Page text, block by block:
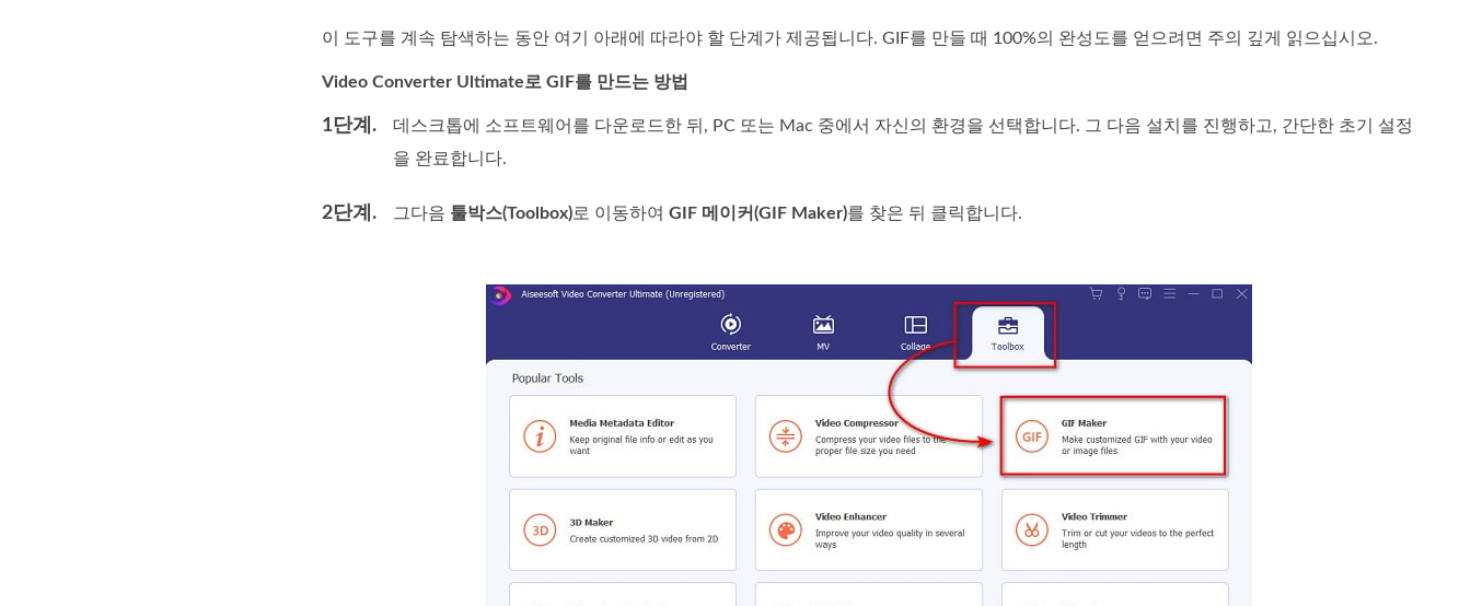
이 도구를 계속 탐색하는 동안 여기 아래에 따라야 할 단계가 제공됩니다. GIF를 만들 때 100%의 완성도를 얻으려면 주의 깊게 읽으십시오.
Video Converter Ultimate로 GIF를 만드는 방법
1단계.
데스크톱에 소프트웨어를 다운로드한 뒤, PC 또는 Mac 중에서 자신의 환경을 선택합니다. 그 다음 설치를 진행하고, 간단한 초기 설정
을 완료합니다.
2단계. 그다음 툴박스(Toolbox)로 이동하여 GIF 메이커(GIF Maker)를 찾은 뒤 클릭합니다.